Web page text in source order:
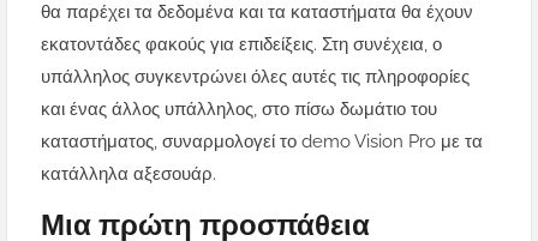
θα παρέχει τα δεδομένα και τα καταστήματα θα έχουν
εκατοντάδες φακούς για επιδείξεις. Στη συνέχεια, ο
υπάλληλος συγκεντρώνει όλες αυτές τις πληροφορίες
και ένας άλλος υπάλληλος, στο πίσω δωμάτιο του
καταστήματος, συναρμολογεί το demo Vision Pro με τα
κατάλληλα αξεσουάρ.
Μια πρώτη προσπάθεια